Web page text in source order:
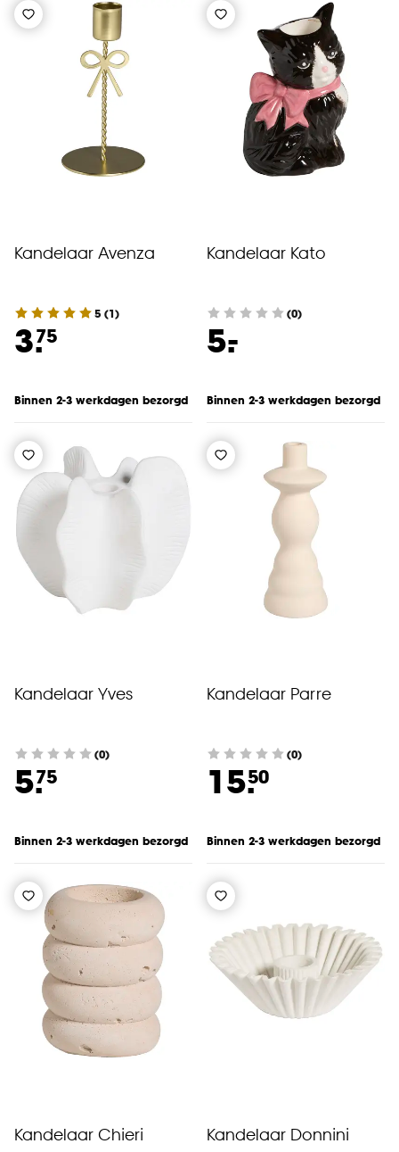
Kandelaar Avenza
5 (1)
3.75
Binnen 2-3 werkdagen bezorgd
Kandelaar Kato
(0)
5.
-
Binnen 2-3 werkdagen bezorgd
Kandelaar Yves
(0)
5.75
Binnen 2-3 werkdagen bezorgd
Kandelaar Parre
(0)
15.50
Binnen 2-3 werkdagen bezorgd
Kandelaar Chieri Kandelaar Donnini